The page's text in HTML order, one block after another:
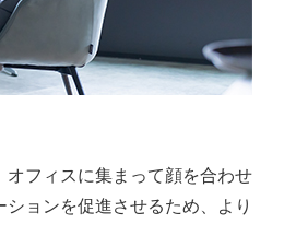
フィスに集まって顔を合わせ
ョンを促進させるため、より